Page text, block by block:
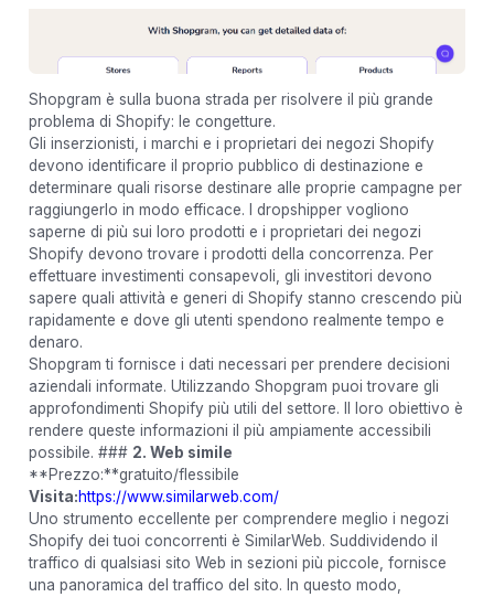
Shopgram è sulla buona strada per risolvere il più grande
problema di Shopify: le congetture.
Gli inserzionisti, i marchi e i proprietari dei negozi Shopify
devono identificare il proprio pubblico di destinazione e
determinare quali risorse destinare alle proprie campagne per
raggiungerlo in modo efficace. I dropshipper vogliono
saperne di più sui loro prodotti e i proprietari dei negozi
Shopify devono trovare i prodotti della concorrenza. Per
effettuare investimenti consapevoli, gli investitori devono
sapere quali attività e generi di Shopify stanno crescendo più
rapidamente e dove gli utenti spendono realmente tempo e
denaro.
Shopgram ti fornisce i dati necessari per prendere decisioni
aziendali informate. Utilizzando Shopgram puoi trovare gli
approfondimenti Shopify più utili del settore. Il loro obiettivo è
rendere queste informazioni il più ampiamente accessibili
possibile. ### 2. Web simile
**Prezzo:**gratuito/flessibile
Visita:https://www.similarweb.com/
Uno strumento eccellente per comprendere meglio i negozi
Shopify dei tuoi concorrenti è SimilarWeb. Suddividendo il
traffico di qualsiasi sito Web in sezioni più piccole, fornisce
una panoramica del traffico del sito. In questo modo,